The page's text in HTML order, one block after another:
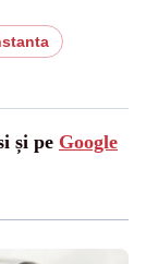
și pe Google